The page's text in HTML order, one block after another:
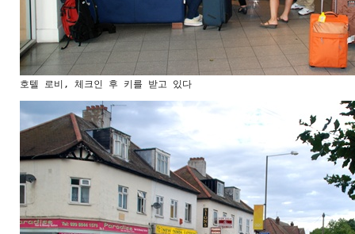
호텔 로비, 체크인 후 키를 받고 있다